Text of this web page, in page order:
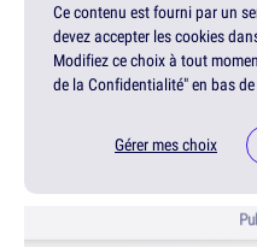
Ce contenu est fourni par un
devez accepter les cookies
Modifiez ce choix à tout
de la Confidentialité" en bas
Gérer mes choix